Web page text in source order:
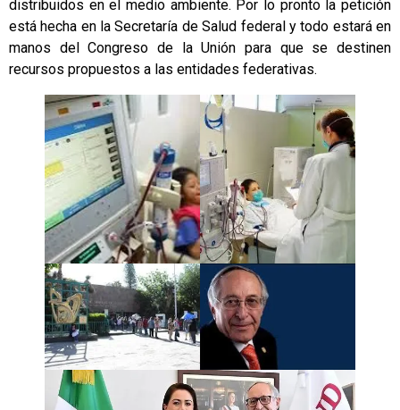
distribuidos en el medio ambiente. Por lo pronto la petición
está hecha en la Secretaría de Salud federal y todo estará en
manos del Congreso de la Unión para que se destinen
recursos propuestos a las entidades federativas.